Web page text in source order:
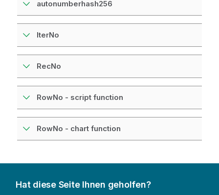
autonumberhash256
IterNo
RecNo
RowNo - script function
RowNo - chart function
Hat diese Seite Ihnen geholfen?